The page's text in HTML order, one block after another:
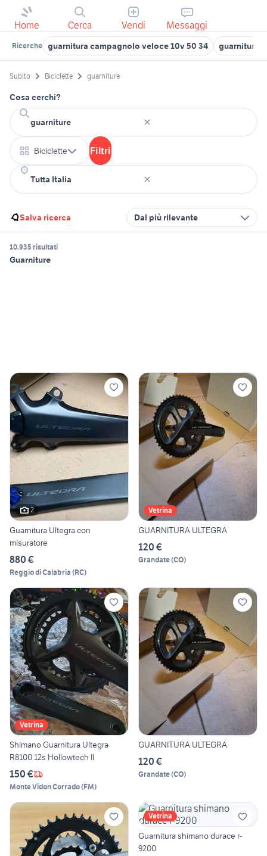
Home Cerca Vendi Messaggi
Ricerche guarnitura campagnolo veloce 10v 50 34 guarnitura
Subito Biciclette guarniture
Cosa cerchi?
Biciclette Filtri
Salva ricerca Dal più rilevante
10.935 risultati
Guarniture
2
Guarnitura Ultegra con
misuratore
880 €
Reggio di Calabria (RC)
Vetrina
GUARNITURA ULTEGRA
120 €
Grandate(CO)
Vetrina
Shimano Guarnitura Ultegra
R8100 12s Hollowtech II
150 €
Monte Vidon Corrado(FM)
GUARNITURA ULTEGRA
120 €
Grandate(CO)
Vetrina
Guarnitura shimano durace r-
9200